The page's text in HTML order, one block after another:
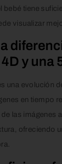
bebé tiene
visualizar
y una
una evolución
en tiempo
las imágenes
ofreciendo